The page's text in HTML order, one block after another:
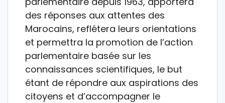
des réponses aux attentes des
Marocains, reflétera leurs orientations
et permettra la promotion de l’action
parlementaire basée sur les
connaissances scientifiques, le but
étant de répondre aux aspirations des
citoyens et d’accompagner le